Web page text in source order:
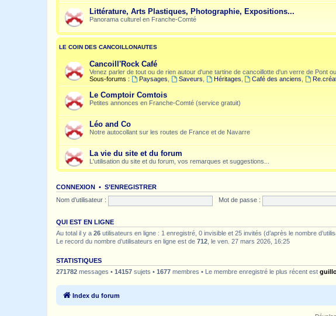
Littérature, Arts Plastiques, Photographie, Expositions...
Panorama culturel en Franche-Comté
LE COIN DES CANCOILLONAUTES
Cancoill'Rock Café
Venez parler de tout ou de rien autour d'une tartine de cancoillotte d'un verre de Pont
Sous-forums :
Paysages Saveurs Héritages Café des anciens
Le Comptoir Comtois
Petites annonces en Franche-Comté (service gratuit)
Léo and Co
Notre autocollant sur les routes de France et de Navarre
La vie du site et du forum
L'utilisation du site et du forum, vos remarques et suggestions...
CONNEXION • S’ENREGISTRER
Nom d’utilisateur :
Mot de passe :
QUI EST EN LIGNE
Au total il y a 26 utilisateurs en ligne : 1 enregistré, 0 invisible et 25 invités (d’après le nombre
Le record du nombre d’utilisateurs en ligne est de 712 , le ven. 27 mars 2026, 16:25
STATISTIQUES
271782 messages • 14157 sujets • 1677 membres • Le membre enregistré le plus récent est
Index du forum